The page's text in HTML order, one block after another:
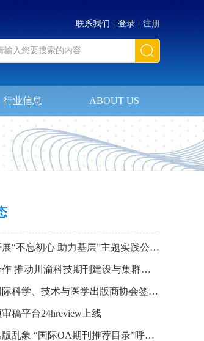
联系我们 登录 注册
行业信息 ABOUT US
助力基层”主题实践公益活动暨 第四站“只要主义真 明翰故里行”党建活动
推动川渝科技期刊建设与集群化发展
学、技术与医学出版商协会签署合作备忘录
稿平台24hreview上线
乱象 “国际OA期刊推荐目录”呼之欲出